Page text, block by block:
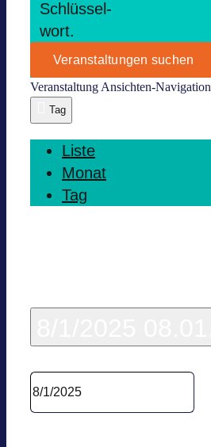
Schlüs­sel­
wort.
Veranstaltungen suchen
Ver­an­stal­tung Ansich­ten-Navi­ga­tion
Tag
Liste
Monat
Tag